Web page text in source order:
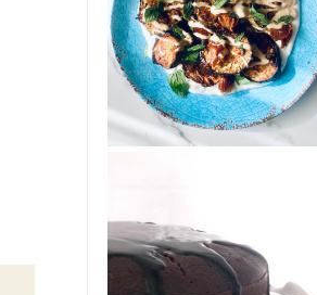
TAHINI
Ci si può innamorare di una
insalata di melanzane?
Ebbene, provate questa e mi
saprete dire. Glute...
THE COCA-COLA
CAKE